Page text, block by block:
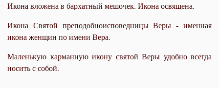
Икона вложена в бархатный мешочек. Икона освящена.
Икона Святой преподобноисповедницы Веры - именная
икона женщин по имени Вера.
Маленькую карманную икону святой Веры удобно всегда
носить с собой.